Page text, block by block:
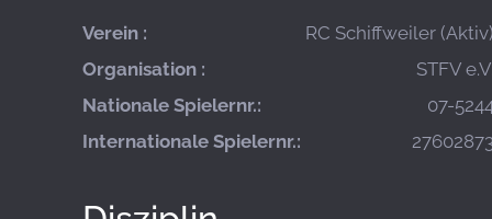
Verein :
RC Schiffweiler (Aktiv)
Organisation :
STFV e.V.
Nationale Spielernr.:
07-
Internationale Spielernr.: